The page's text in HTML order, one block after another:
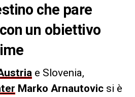
che pare
un obiettivo
e Slovenia,
Marko Arnautovicsi è